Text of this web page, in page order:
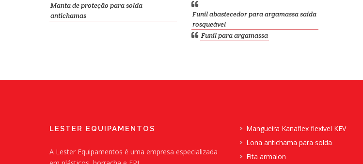
Manta de proteção para solda
antichamas
Funil abastecedor para argamassa saída
rosqueável
Funil para argamassa
LESTER EQUIPAMENTOS
A Lester Equipamentos é uma empresa especializada
Mangueira Kanaflex flexível KEV
Lona antichama para solda
Fita armalon